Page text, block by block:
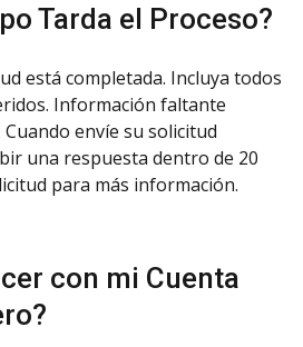
Tarda el Proceso?
está completada. Incluya todos
Información faltante
envíe su solicitud
una respuesta dentro de 20
para más información.
con mi Cuenta